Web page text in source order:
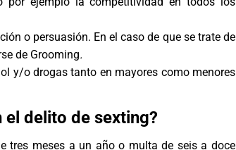
o persuasión. En el caso de que se trate de
de Grooming.
y/o drogas tanto en mayores como menores
delito de sexting?
tres meses a un año o multa de seis a doce